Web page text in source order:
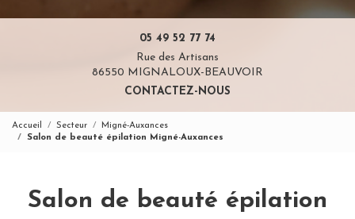
05 49 52 77 74
Rue des Artisans
86550 MIGNALOUX-BEAUVOIR
CONTACTEZ-NOUS
Accueil Secteur
Migné-Auxances
Salon de beauté épilation Migné-Auxances
Salon de beauté épilation